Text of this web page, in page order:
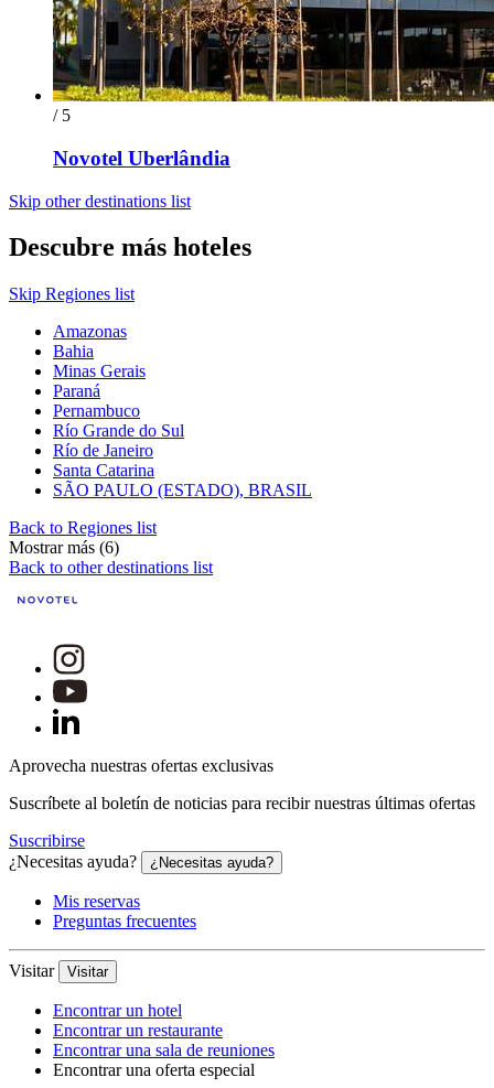
/ 5
Novotel Uberlândia
Skip other destinations list
Descubre más hoteles
Skip Regiones list
Amazonas
Bahia
Minas Gerais
Paraná
Pernambuco
Río Grande do Sul
Río de Janeiro
Santa Catarina
SÃO PAULO (ESTADO), BRASIL
Back to Regiones list
Mostrar más (6)
Back to other destinations list
Aprovecha nuestras ofertas exclusivas
Suscríbete al boletín de noticias para recibir nuestras últimas ofertas
Suscribirse
¿Necesitas ayuda?
¿Necesitas ayuda?
Mis reservas
Preguntas frecuentes
Visitar Visitar
Encontrar un hotel
Encontrar un restaurante
Encontrar una sala de reuniones
Encontrar una oferta especial